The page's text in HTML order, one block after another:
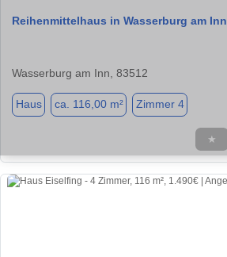
Reihenmittelhaus in Wasserburg am Inn
Wasserburg am Inn, 83512
Haus ca. 116,00 m² Zimmer 4
★